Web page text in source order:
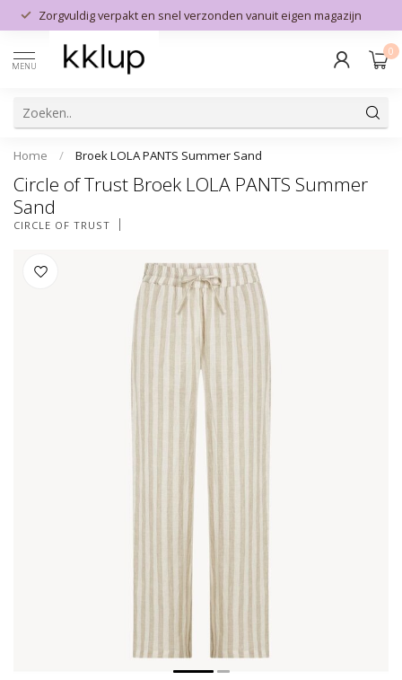
Zorgvuldig verpakt en snel verzonden vanuit eigen magazijn
MENU
0
Home / Broek LOLA PANTS Summer Sand
Circle of Trust Broek LOLA PANTS Summer
Sand
CIRCLE OF TRUST